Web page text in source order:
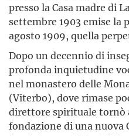
presso la Casa madre di
settembre 1903 emise la
agosto 1909, quella
Dopo un decennio di
profonda inquietudine
nel monastero delle
(Viterbo), dove rimase
direttore spirituale tornò
fondazione di una nuova